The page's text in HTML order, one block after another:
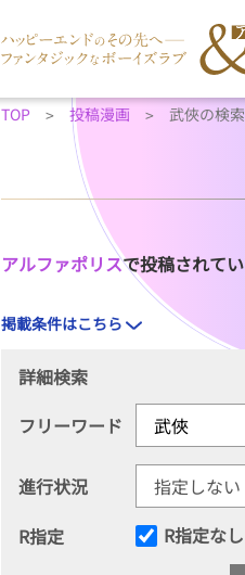
TOP 投稿漫画 武俠の検
アルファポリスで投稿されて
掲載条件はこちら
詳細検索
フリーワード
進行状況
R指定
R指定なし